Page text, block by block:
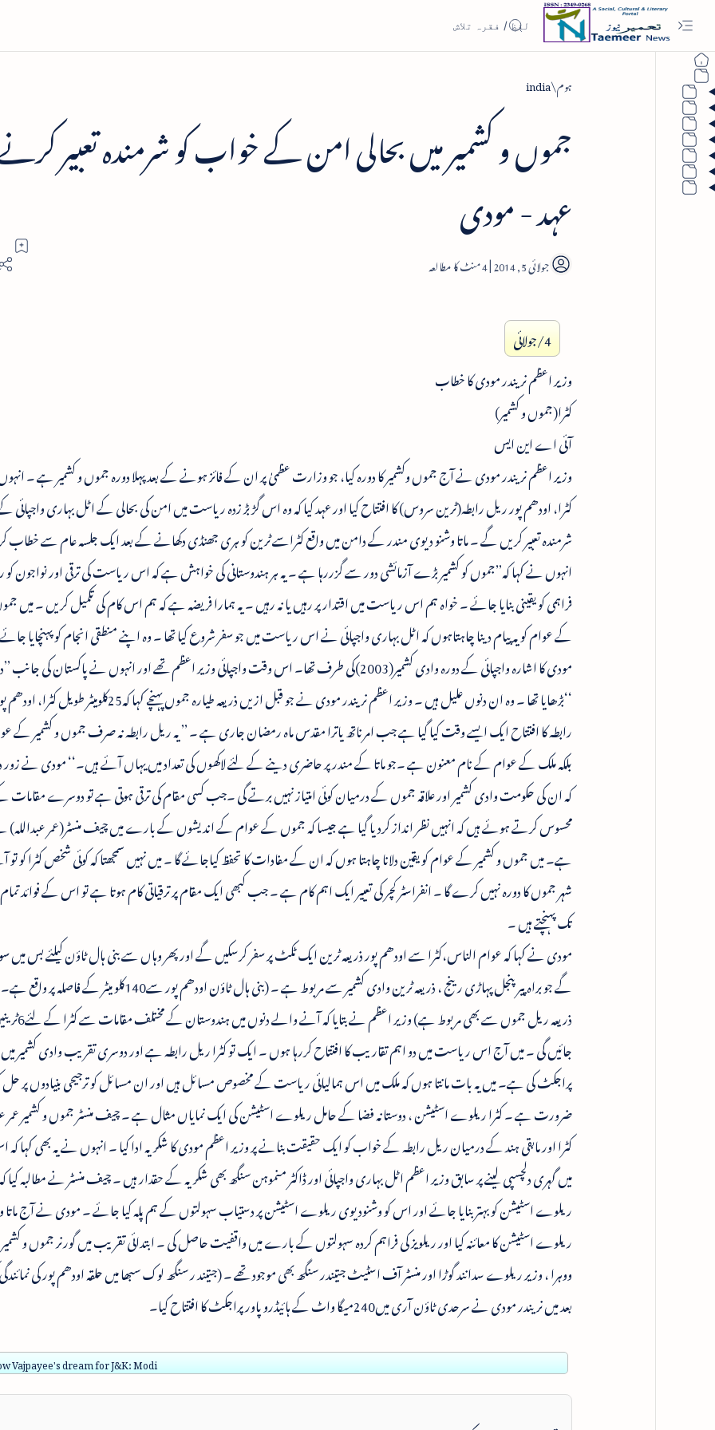
ہوم india
جموں و کشمیر میں بحالی امن کے خواب کو شرمندہ تعبیر
عہد - مودی
4
4/جولائی
وزیر اعظم نریندر مودی کا خطاب
کٹرا(جموں و کشمیر)
آئی اے این ایس
وزیر اعظم نریندر مودی نے آج جموں وکشمیر کا دورہ کیا، جو وزارت عظمیٰ پر ان کے فائز ہونے کے بعدپہلا دورہ جموں و کشمیر ہے ۔
کٹرا، اودھم پور ریل رابطہ(ٹرین سروس) کا افتتاح کیا اور عہد کیا کہ وہ اس گڑ بڑ زدہ ریاست میں امن کی بحالی کے اٹل بہاری
شرمندہ تعبیر کریں گے ۔ ماتا وشنو دیوی مندر کے دامن میں واقع کٹراسے ٹرین کو ہری جھنڈی دکھانے کے بعد ایک جلسہ عام سے
انہوں نے کہا کہ’’جموں کو کشمیر بڑے آزمائشی دور سے گزررہا ہے ۔ یہ ہر ہندوستانی کی خواہش ہے کہ اس ریاست کی ترقی اور نواجون کو
فراہمی کو یقینی بنایا جائے ۔ خواہ ہم اس ریاست میں اقتدارپر رہیں یا نہ رہیں ۔ یہ ہمارا فریضہ ہے کہ ہم اس کام کی تکمیل کریں ۔ میں
کے عوام کو یہ پیام دینا چاہتاہوں کہ اٹل بہاری واجپائی نے اس ریاست میں جو سفر شروع کیا تھا ۔ وہ اپنے منطقی انجام کو پہنچایا
مودی کا اشارہ واجپائی کے دورہ وادی کشمیر(2003)کی طرف تھا۔ اس وقت واجپائی وزیر اعظم تھے اور انہوں نے پاکستان کی
‘‘بڑھایا تھا ۔ وہ ان دنوں علیل ہیں ۔ وزیر اعظم نریندر مودی نے جو قبل ازیں ذریعہ طیارہ جموں پہنچے کہا
رابطہ کا افتتاح ایک ایسے وقت کیا گیا ہے جب امرناتھ یاترا مقدس ماہ رمضان جاری ہے ۔ ’’ یہ ریل رابطہ نہ صرف جموں و کشمیر کے
بلکہ ملک کے عوام کے نام معنون ہے ۔جو ماتا کے مندر پر حاضری دینے کے لئے لاکھوں کی تعداد میں یہاں آئے ہیں۔‘‘ مودی نے
کہ ان کی حکومت وادی کشمیر اور علاقہ جموں کے درمیان کوئی امتیاز نہیں برتے گی ۔جب کسی مقام کی ترقی ہوتی ہے تو دوسرے
محسوس کرتے ہوئے ہیں کہ انہیں نظر انداز کردیا گیا ہے جیسا کہ جموں کے عوام کے اندیشوں کے بارے میں چیف منسٹر(عمر عبداللہ)
ہے۔ میں جموں و کشمیر کے عوام کو یقین دلانا چاہتا ہوں کہ ان کے مفادات کا تحفظ کیاجائے گا ۔ میں نہیں سمجھتا کہ کوئی شخص کٹرا کو تو
شہر جموں کا دورہ نہیں کرے گا ۔ انفراسٹر کچر کی تعییر ایک اہم کام ہے ۔ جب کبھی ایک مقام پر ترقیاتی کام ہوتا ہے تو اس کے فوائد
تک پہنچتے ہیں ۔
مودی نے کہا کہ عوام الناس،کٹرا سے اودھم پور ذریعہ ٹرین ایک ٹکٹ پر سفر کرسکیں گے اور پھر وہاں سے بنی ہال ٹاؤن کیلئے بس میں
گے جو براہ پیر پنجل پہاڑی رینج ، ذریعہ ٹرین وادی کشمیر سے مربوط ہے ۔ (بنی ہال ٹاؤن اودھم پور
ذریعہ ریل جموں سے بھی مربوط
جائیں گی ۔ میں آج اس ریاست میں دو اہم تقاریب کا افتتاح کررہا ہوں ۔ ایک تو کٹرا ریل رابطہ ہے اور دوسری تقریب وادی کشمیر
پراجکٹ کی ہے۔ میں یہ بات مانتا ہوں کہ ملک میں اس ہمالیائی ریاست کے مخصوص مسائل ہیں اور ان مسائل کو ترجیحی بنیادوں پر
ضرورت ہے ۔ کٹرا ریلوے اسٹیشن ، دوستانہ فضا کے حامل ریلوے اسٹیشن کی ایک نمایاں مثال ہے ۔ چیف منسٹر جموں و کشمیر عمر
کٹرا اور مابقی ہند کے درمیان ریل رابطہ کے خواب کو ایک حقیقت بنانے پر وزیر اعظم مودی کا شکریہ ادا کیا ۔ انہوں نے یہ بھی کہا
میں گہری دلچسپی لینے پر سابق وزیر اعظم اٹل بہاری واجپائی اور ڈاکٹر منموہن سنگھ بھی شکریہ کے حقدار ہیں ۔ چیف منسٹر نے مطالبہ
ریلوے اسٹیشن کو بہتر بنایا جائے اور اس کو وشنودیوی ریلوے اسٹیشن پر دستیاب سہولتوں کے ہم پلہ کیا جائے ۔ مودی نے آج ماتا
ریلوے اسٹیشن کا معائنہ کیا اور ریلویز کی فراہم کردہ سہولتوں کے بارے میں واقفیت حاصل کی ۔ ابتدائی تقریب میں گورنر جموں و
ووہرا ، وزیر ریلوے سدانند گوڑا اور منسٹر آف اسٹیٹ جتیندر سنگھ بھی موجود تھے ۔ (جتیند ر سنگھ لوک سبھا میں حلقہ اودھم پور کی
بعد میں نریندر مودی نے سرحدی ٹاؤن آری میں240میگا واٹ کے ہائیڈرو پاور پراجکٹ کا افتتاح کیا۔
Vajpayee's dream for J&K: Modi